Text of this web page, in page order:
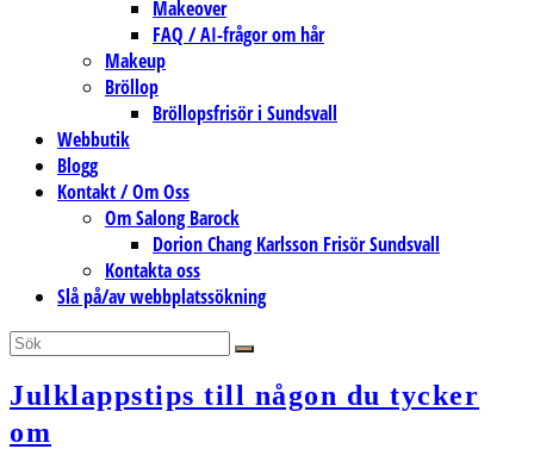
Makeover
FAQ / AI-frågor om hår
Makeup
Bröllop
Bröllopsfrisör i Sundsvall
Webbutik
Blogg
Kontakt / Om Oss
Om Salong Barock
Dorion Chang Karlsson Frisör Sundsvall
Kontakta oss
Slå på/av webbplatssökning
Julklappstips till någon du tycker
om